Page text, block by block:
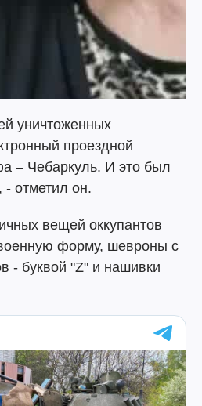
уничтоженных
проездной
– Чебаркуль. И это был
- отметил он.
вещей оккупантов
форму, шевроны с
- буквой "Z" и нашивки